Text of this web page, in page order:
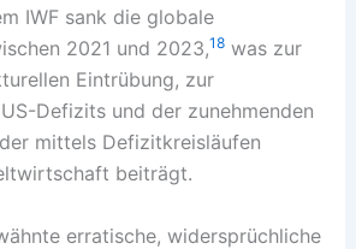
IWF sank die globale
2021 und 2023,18was zur
Eintrübung, zur
Defizits und der zunehmenden
mittels Defizitkreisläufen
beiträgt.
erratische, widersprüchliche